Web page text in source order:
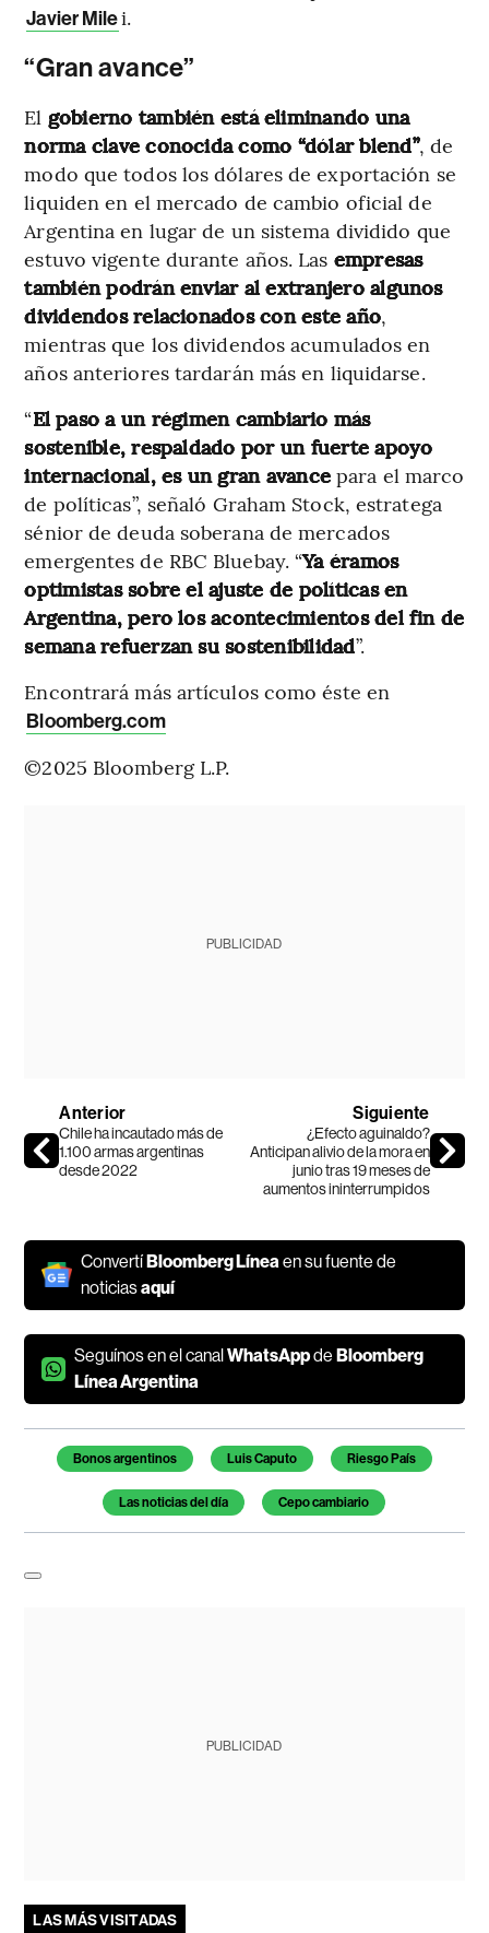
Javier Milei.
“Gran avance”
El gobierno también está eliminando una
norma clave conocida como “dólar blend”, de
modo que todos los dólares de exportación se
liquiden en el mercado de cambio oficial de
Argentina en lugar de un sistema dividido que
estuvo vigente durante años. Las empresas
también podrán enviar al extranjero algunos
dividendos relacionados con este año,
mientras que los dividendos acumulados en
años anteriores tardarán más en liquidarse.
“El paso a un régimen cambiario más
sostenible, respaldado por un fuerte apoyo
internacional, es un gran avance para el marco
de políticas”, señaló Graham Stock, estratega
sénior de deuda soberana de mercados
emergentes de RBC Bluebay. “Ya éramos
optimistas sobre el ajuste de políticas en
Argentina, pero los acontecimientos del fin de
semana refuerzan su sostenibilidad”.
Encontrará más artículos como éste en
Bloomberg.com
©2025 Bloomberg L.P.
PUBLICIDAD
Anterior
Chile ha incautado más de
1.100 armas argentinas
desde 2022
Siguiente
¿Efecto aguinaldo?
Anticipan alivio de la mora en
junio tras 19 meses de
aumentos ininterrumpidos
ConvertíBloomberg Línea en su fuente de
noticiasaquí
Seguínos en el canalWhatsAppdeBloomberg
Línea Argentina
Temas de este artículo
Bonos argentinos Luis Caputo Riesgo País
Las noticias del día Cepo cambiario
PUBLICIDAD
LAS MÁS VISITADAS